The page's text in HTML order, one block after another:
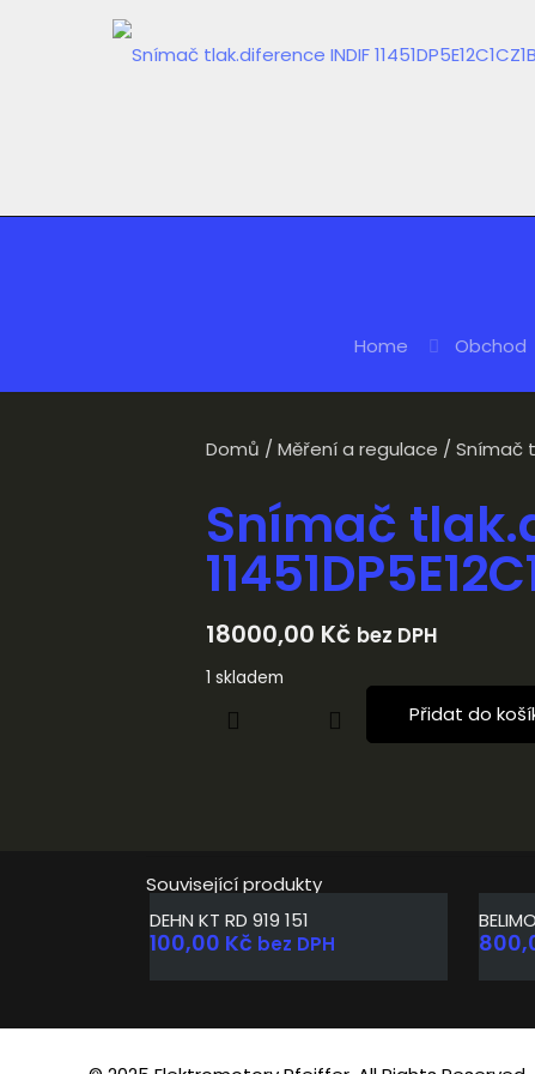
Home Obchod
Domů / Měření a regulace / Snímač
Snímač
18000,00 Kč bez DPH
1 skladem
Přidat do
Související produkty
DEHN KT RD 919 151
100,00 Kč bez DPH